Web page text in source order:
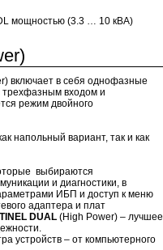
мощностью (3.3 … 10 кВА)
включает в себя однофазные
трехфазным входом и
режим двойного
напольный вариант, так и как
выбираются
и диагностики, в
ИБП и доступ к меню
адаптера и плат
DUAL (High Power) – лучшее
устройств – от компьютерного